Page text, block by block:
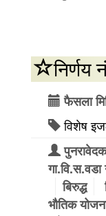
निर्णय
फैसला
विशेष
बिरुद्ध
भौतिक